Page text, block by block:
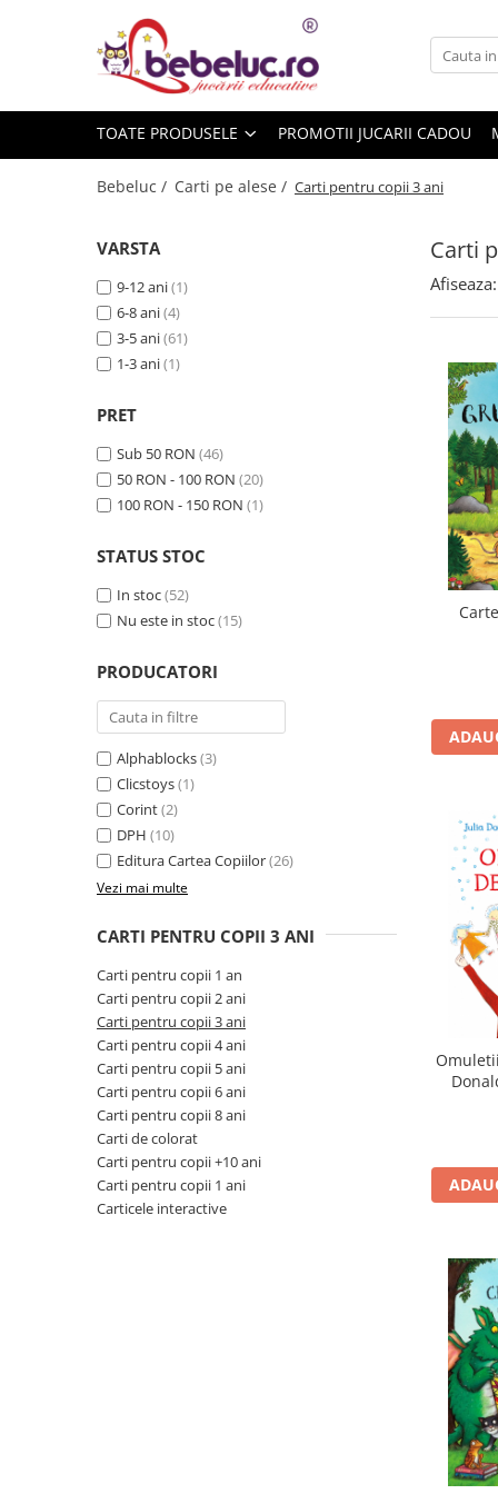
Toate Produsele
Set constructie copii
Jucarii magnetice
Seturi Experimente pentru copii
Organele Corpului Uman
Roboti de jucarie
Seturi de desen
Seturi de pictura pentru copii
Tatuaje Copii
Jucarii interactive
Instrumente muzicale pentru copii
Caruseluri muzicale
Storytelling
Bucatarii pentru copii
Banc de lucru pentru copii
Papusi de mana
Casa de papusi
Costum Halloween Copii
Animale de jucarie
Jucarii cu Dinozauri
Figurine cu animale domestice
Figurine plus
Jucarii Montessori
Nevoi speciale si sindrom Down
Jucarii cu alfabet
TOATE PRODUSELE PROMOTII JUCARII CADOU
Bebeluc / Carti pe alese / Carti pentru copii 3 ani
Carti
VARSTA
9-12 ani(1)
6-8 ani(4)
3-5 ani(61)
1-3 ani(1)
PRET
Sub 50 RON (46)
50 RON - 100 RON (20)
100 RON - 150 RON (1)
STATUS STOC
In stoc(52)
Nu este in stoc(15)
PRODUCATORI
Alphablocks(3)
Clicstoys(1)
Corint(2)
DPH (10)
Editura Cartea Copiilor(26)
Vezi mai multe
CARTI PENTRU COPII 3 ANI
Carti pentru copii 1 an
Carti pentru copii 2 ani
Carti pentru copii 3 ani
Carti pentru copii 4 ani
Carti pentru copii 5 ani
Carti pentru copii 6 ani
Carti pentru copii 8 ani
Carti de colorat
Carti pentru copii +10 ani
Carti pentru copii 1 ani
Carticele interactive
Afiseaza: